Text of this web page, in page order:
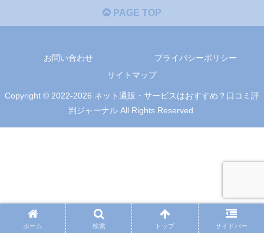
PAGE TOP
お問い合わせ
プライバシーポリシー
サイトマップ
Copyright © 2022-2026 ネット通販・サービスはおすすめ？口コミ評
判ジャーナル All Rights Reserved.
ホーム 検索 トップ サイドバー